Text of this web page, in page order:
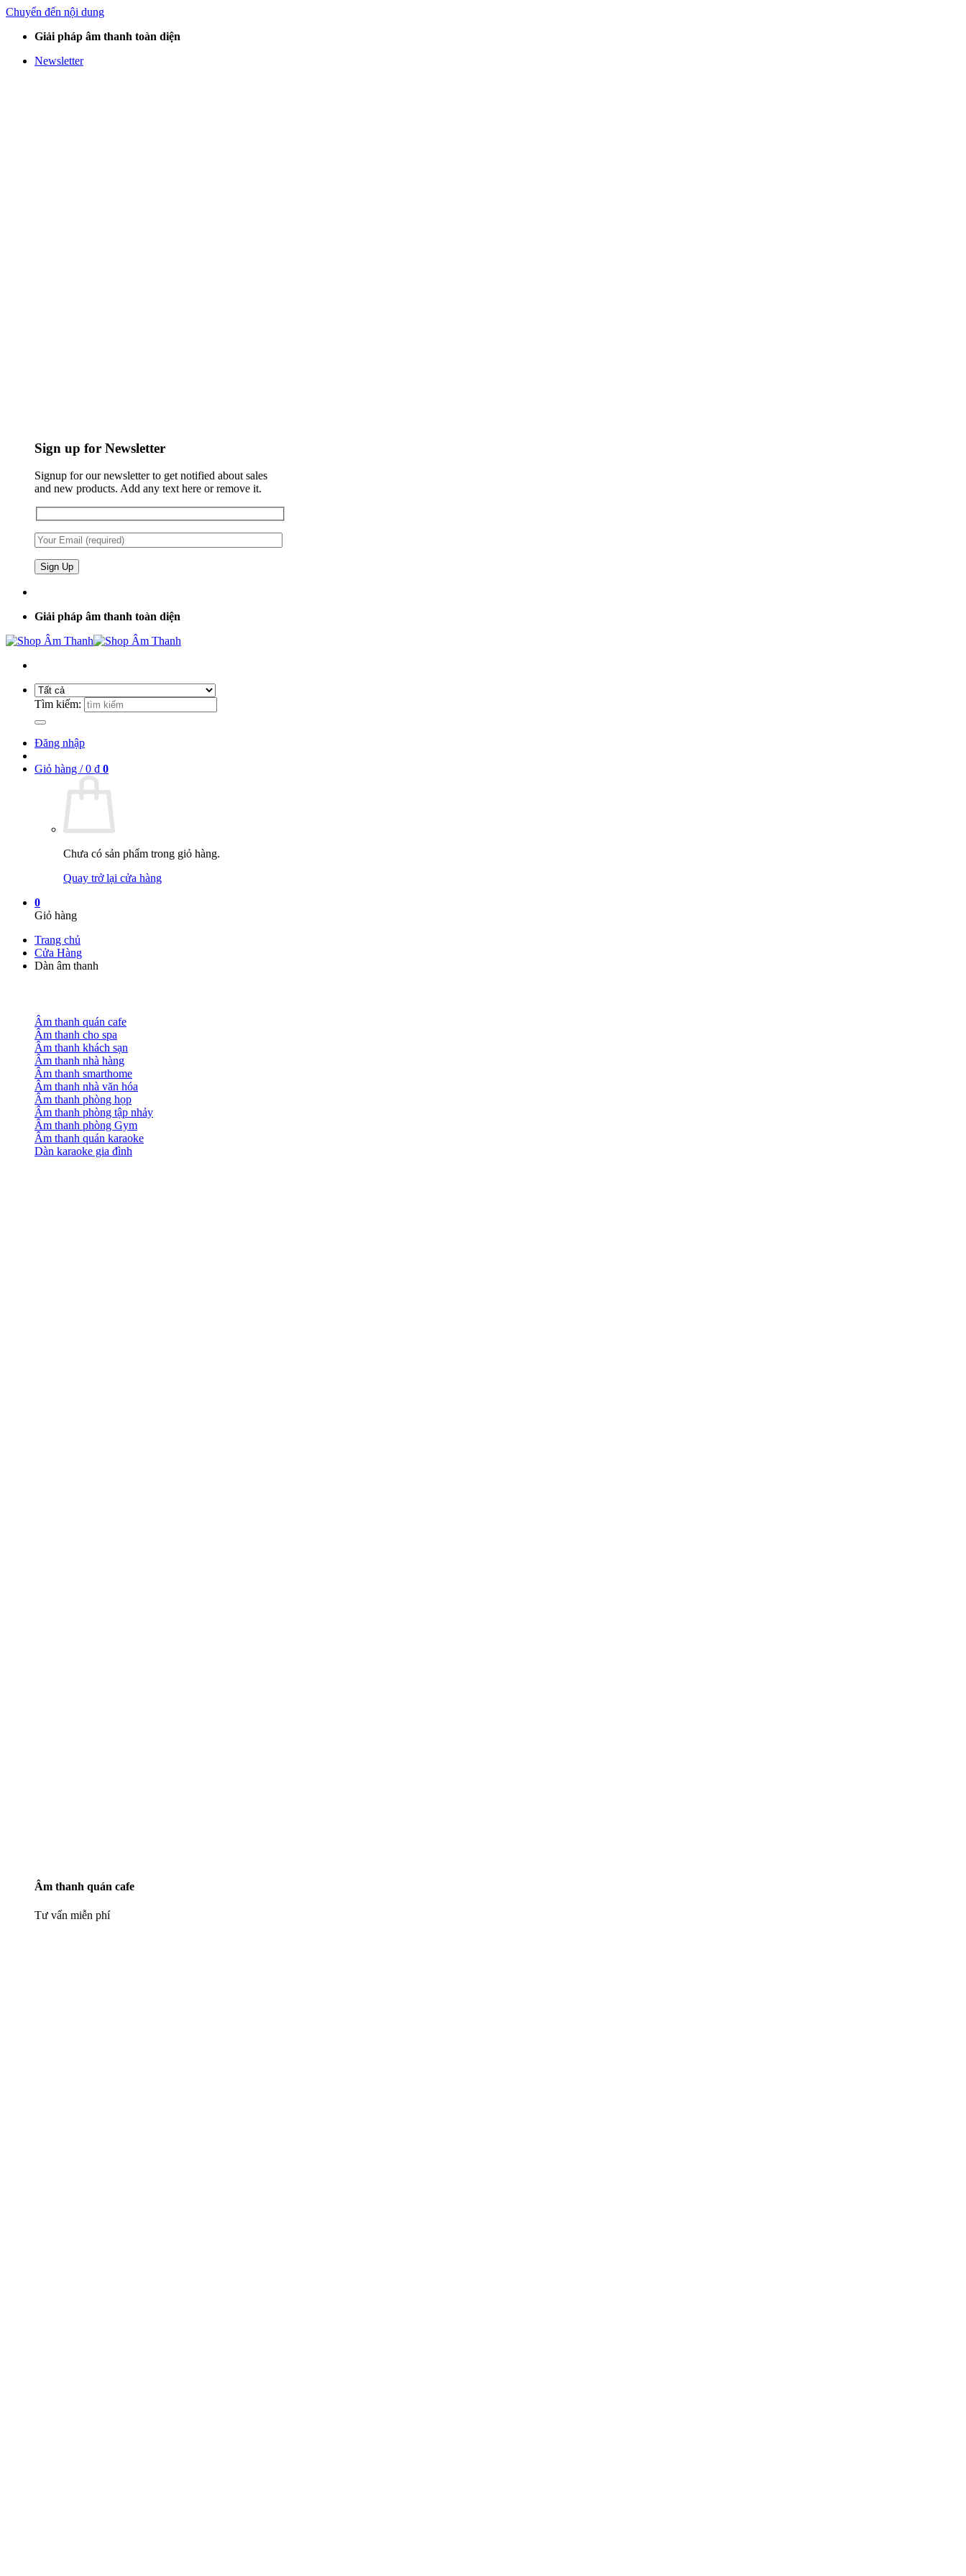
Chuyển đến nội dung
Giải pháp âm thanh toàn diện
Newsletter
Sign up for Newsletter
Signup for our newsletter to get notified about sales
and new products. Add any text here or remove it.
Giải pháp âm thanh toàn diện
Tìm kiếm:
Đăng nhập
Giỏ hàng /0 ₫ 0
Chưa có sản phẩm trong giỏ hàng.
Quay trở lại cửa hàng
0
Giỏ hàng
Trang chủ
Cửa Hàng
Dàn âm thanh
Âm thanh quán cafe
Âm thanh cho spa
Âm thanh khách sạn
Âm thanh nhà hàng
Âm thanh smarthome
Âm thanh nhà văn hóa
Âm thanh phòng họp
Âm thanh phòng tập nhảy
Âm thanh phòng Gym
Âm thanh quán karaoke
Dàn karaoke gia đình
Âm thanh quán cafe
Tư vấn miễn phí